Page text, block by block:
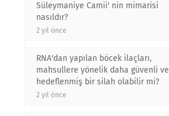
Süleymaniye Camii' nin mimarisi
nasıldır?
2 yıl önce
RNA'dan yapılan böcek ilaçları,
mahsullere yönelik daha güvenli ve
hedeflenmiş bir silah olabilir mi?
2 yıl önce